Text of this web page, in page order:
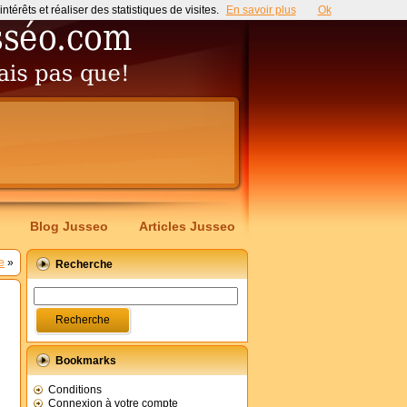
Blog Jusseo Articles Jusseo
» Recherche
Bookmarks
Conditions
Connexion à votre compte
et réaliser des statistiques de visites. En savoir plus Ok